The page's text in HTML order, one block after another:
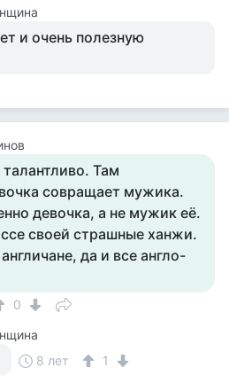
и очень полезную
талантливо. Там
совращает мужика.
девочка, а не мужик её.
своей страшные ханжи.
да и все англо-
0
8 лет 1